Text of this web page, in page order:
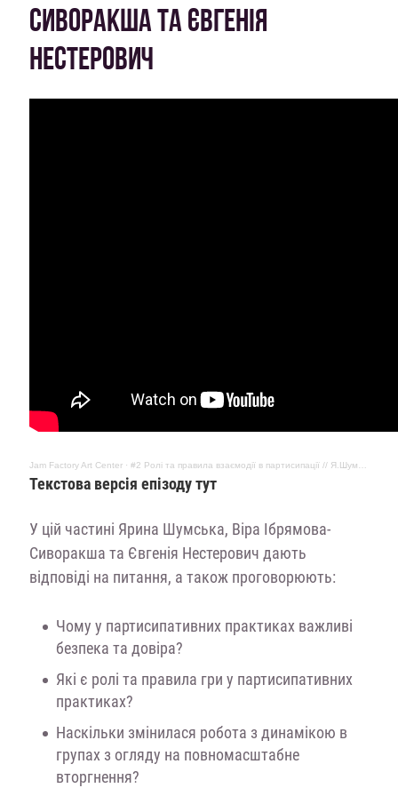
СИВОРАКША ТА ЄВГЕНІЯ
НЕСТЕРОВИЧ
Jam Factory Art Center· #2 Ролі та правила взаємодії в партисипації // Я.Шумська, В.Ібрямова-Сиворакша та Є.Нестерович
Текстова версія епізоду тут
У цій частині Ярина Шумська, Віра Ібрямова-
Сиворакша та Євгенія Нестерович дають
відповіді на питання, а також проговорюють:
Чому у партисипативних практиках важливі
безпека та довіра?
Які є ролі та правила гри у партисипативних
практиках?
Наскільки змінилася робота з динамікою в
групах з огляду на повномасштабне
вторгнення?